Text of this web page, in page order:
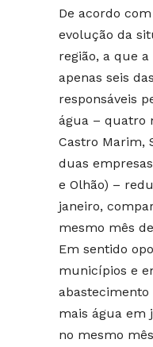
De acordo
evolução da
região, a que
apenas seis
responsáveis
água – quatro
Castro Marim,
duas
e Olhão) –
janeiro,
mesmo mês
Em sentido
municípios e
mais água em
no mesmo